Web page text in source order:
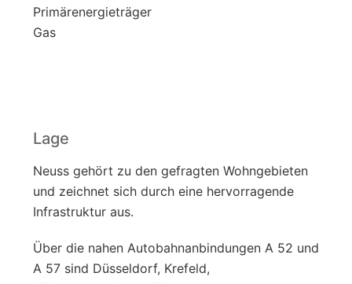
Primärenergieträger
Gas
Lage
Neuss gehört zu den gefragten Wohngebieten
und zeichnet sich durch eine hervorragende
Infrastruktur aus.
Über die nahen Autobahnanbindungen A 52 und
A 57 sind Düsseldorf, Krefeld,